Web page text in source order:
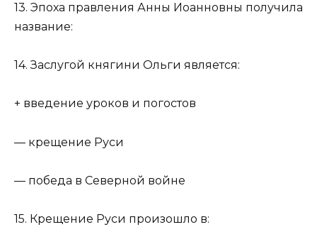
13. Эпоха правления Анны Иоанновны получила
название:
14. Заслугой княгини Ольги является:
+ введение уроков и погостов
— крещение Руси
— победа в Северной войне
15. Крещение Руси произошло в: